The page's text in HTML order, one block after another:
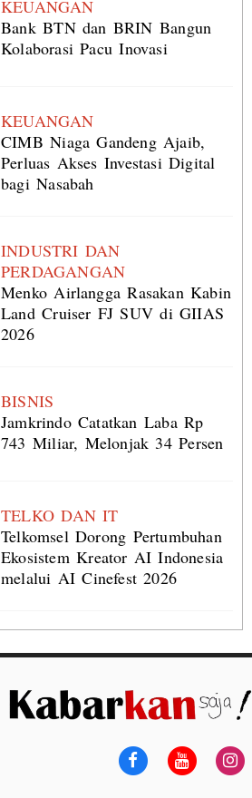
KEUANGAN
Bank BTN dan BRIN Bangun
Kolaborasi Pacu Inovasi
KEUANGAN
CIMB Niaga Gandeng Ajaib,
Perluas Akses Investasi Digital
bagi Nasabah
INDUSTRI DAN
PERDAGANGAN
Menko Airlangga Rasakan Kabin
Land Cruiser FJ SUV di GIIAS
2026
BISNIS
Jamkrindo Catatkan Laba Rp
743 Miliar, Melonjak 34 Persen
TELKO DAN IT
Telkomsel Dorong Pertumbuhan
Ekosistem Kreator AI Indonesia
melalui AI Cinefest 2026